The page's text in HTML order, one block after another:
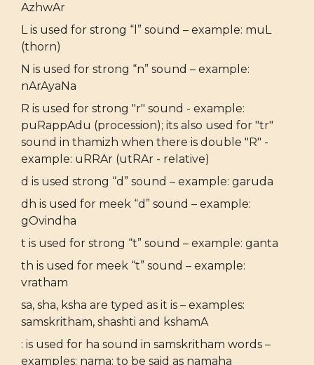
AzhwAr
L is used for strong “l” sound – example: muL
(thorn)
N is used for strong “n” sound – example:
nArAyaNa
R is used for strong "r" sound - example:
puRappAdu (procession); its also used for "tr"
sound in thamizh when there is double "R" -
example: uRRAr (utRAr - relative)
d is used strong “d” sound – example: garuda
dh is used for meek “d” sound – example:
gOvindha
t is used for strong “t” sound – example: ganta
th is used for meek “t” sound – example:
vratham
sa, sha, ksha are typed as it is – examples:
samskritham, shashti and kshamA
: is used for ha sound in samskritham words –
examples: nama: to be said as namaha